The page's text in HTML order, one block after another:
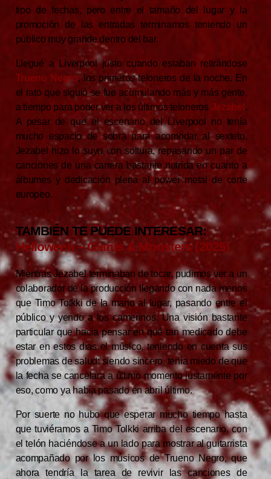
tipo de fechas, pero entre el tamaño del lugar y la
promoción de las entradas terminamos teniendo un
público muy grande dentro del bar.
Llegué a Liverpool justo cuando estaban retirándose
Trueno Negro, los primeros teloneros de la noche. En
el rato que siguió se fue acumulando más y más gente,
a tiempo para poder ver a los últimos teloneros Jezabel .
A pesar de que el escenario del Liverpool no tenía
mucho espacio de sobra para acomodar al sexteto,
Jezabel hizo lo suyo con soltura, repasando un par de
canciones de una carrera bastante nutrida en cuanto a
álbumes y dedicación plena al power metal de corte
europeo.
TAMBIÉN TE PUEDE INTERESAR:
Helloween – Giants & Monsters (2025)
Mientras Jezabel terminaban de tocar, pudimos ver a un
colaborador de la producción llegando con nada menos
que Timo Tolkki de la mano al lugar, pasando entre el
público y yendo a los camerinos. Una visión bastante
particular que hacía pensar en qué tan medicado debe
estar en estos días el músico, teniendo en cuenta sus
problemas de salud: siendo sincero, tenía miedo de que
la fecha se cancelara a último momento justamente por
eso, como ya había pasado en abril último.
Por suerte no hubo que esperar mucho tiempo hasta
que tuviéramos a Timo Tolkki arriba del escenario, con
el telón haciéndose a un lado para mostrar al guitarrista
acompañado por los músicos deTrueno Negro,que
ahora tendría la tarea de revivir las canciones de